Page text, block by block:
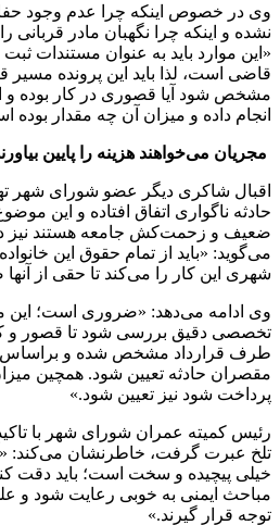
وی در خصوص اینکه چرا عدم وجود
نشده و اینکه چرا نگهبان مادر
«این موارد باید به عنوان مستندات
قاضی است، لذا باید این پرونده مسیر
مشخص شود آیا قصوری در کار بوده و
انجام داده و میزان آن چه مقدار بوده
مجریان می‌خواهند هزینه را پایین
اقبال شاکری دیگر عضو شورای شهر
حادثه ناگواری اتفاق افتاده و این
ضعیف و زحمت‌کش جامعه هستند نیز
می‌گوید: «باید از تمام حقوق این
شهری این کار را می‌کند تا حقی از
وی ادامه می‌دهد: «ضروری است؛ این
تخصصی دقیق بررسی شود تا قصور و
طرف قرارداد مشخص شده و
مقصران حادثه تعیین شود. همچین
پرداخت شود نیز تعیین شود.»
رئیس کمیته عمران شورای شهر با تاکید
تلخ عبرت گرفت، خاطرنشان می‌کند:
خیلی پیچیده و سخت است؛ باید دقت
مباحث ایمنی به خوبی رعایت شود و
توجه قرار گیرند.»